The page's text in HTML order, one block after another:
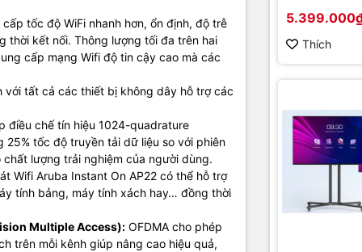
tốc độ WiFi nhanh hơn, ổn định, độ trễ
thời kết nối. Thông lượng tối đa trên hai
cấp mạng Wifi độ tin cậy cao mà các
với tất cả các thiết bị không dây hỗ trợ các
điều chế tín hiệu 1024-quadrature
tốc độ truyền tải dữ liệu so với phiên
lượng trải nghiệm của người dùng.
Wifi Aruba Instant On AP22 có thể hỗ trợ
tính bảng, máy tính xách hay… đồng thời
Multiple Access): OFDMA cho phép
trên mỗi kênh giúp nâng cao hiệu quả,
Socket AM4/
onboard)
Thích
MIMO
Access Point
– Uplink 2.5 Gigabit Ethernet port, with PoE-in support (802.3at)
indicators (2) Reset/LED control button Kensington security slot
Dual radio for simultaneous dual-band operation
– 5 GHz 802.11ax 2×2 MIMO for up to 1.2 Gbps wireless data
Multi User MIMO support (Wi-Fi 6)
– 2.4 GHz 802.11ax 2×2 MIMO for up to 574 Mbps wireless data
Down-tilt omni-directional antennas for 2×2 MIMO with peak